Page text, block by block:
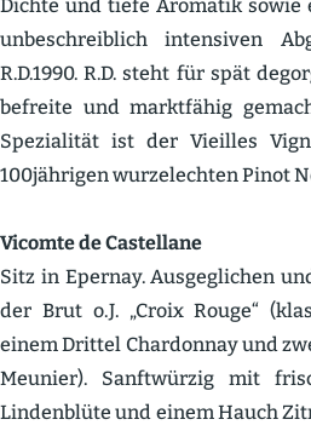
Dichte und tiefe Aromatik sowie
unbeschreiblich inten­siven
R.D.1990. R.D. steht für spät
befreite und markt­fähig
Spezia­lität ist der Vieilles
100jährigen wurzel­echten Pinot
Vicomte de Castellane
Sitz in Epernay. Ausge­glichen
der Brut o.J. „Croix Rouge“
einem Drittel Chardonnay und
Meunier). Sanft­würzig mit
Linden­blüte und einem Hauch